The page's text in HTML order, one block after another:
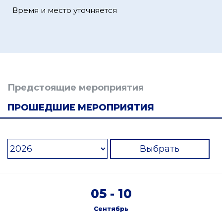
Время и место уточняется
Предстоящие мероприятия
ПРОШЕДШИЕ МЕРОПРИЯТИЯ
Выбрать
05 - 10
Сентябрь